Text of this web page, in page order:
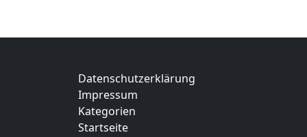
des
Datenschutzerklärung
Impressum
Kategorien
Startseite